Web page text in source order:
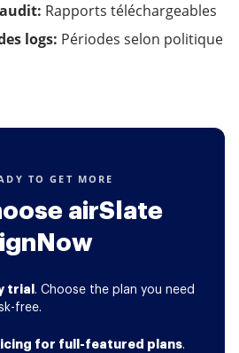
Rapports téléchargeables
logs: Périodes selon politique
TO GET MORE
airSlate
trial . Choose the plan you need
free.
for full-featured plans.